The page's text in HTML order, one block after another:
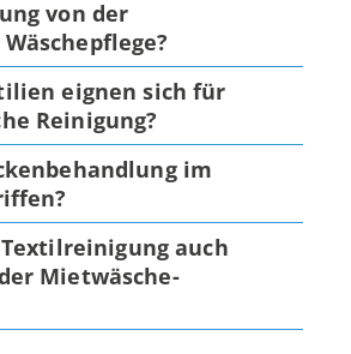
von der
eignen sich für
Reinigung?
im
auch
Mietwäsche-